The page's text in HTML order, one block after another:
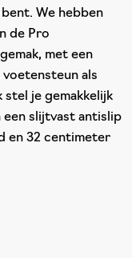
We hebben
de Pro
met een
als
je gemakkelijk
een slijtvast antislip
en 32 centimeter